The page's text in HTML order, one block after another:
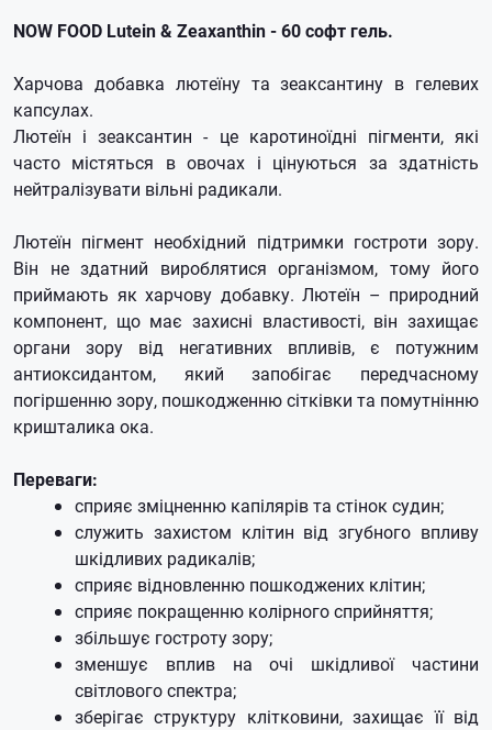
NOW FOOD Lutein & Zeaxanthin - 60 софт гель.
Харчова добавка лютеїну та зеаксантину в гелевих
капсулах.
Лютеїн і зеаксантин - це каротиноїдні пігменти, які
часто містяться в овочах і цінуються за здатність
нейтралізувати вільні радикали.
Лютеїн пігмент необхідний підтримки гостроти зору.
Він не здатний вироблятися організмом, тому його
приймають як харчову добавку. Лютеїн – природний
компонент, що має захисні властивості, він захищає
органи зору від негативних впливів, є потужним
антиоксидантом, який запобігає передчасному
погіршенню зору, пошкодженню сітківки та помутнінню
кришталика ока.
Переваги:
сприяє зміцненню капілярів та стінок судин;
служить захистом клітин від згубного впливу
шкідливих радикалів;
сприяє відновленню пошкоджених клітин;
сприяє покращенню колірного сприйняття;
збільшує гостроту зору;
зменшує вплив на очі шкідливої ​​частини
світлового спектра;
зберігає структуру клітковини, захищає її від